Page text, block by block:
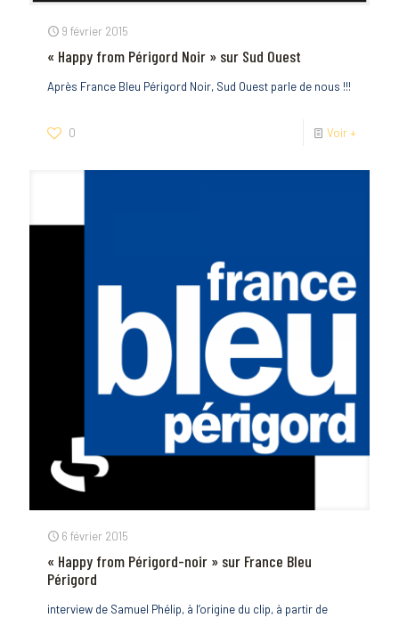
9 février 2015
« Happy from Périgord Noir » sur Sud Ouest
Après France Bleu Périgord Noir, Sud Ouest parle de nous !!!
0 Voir +
6 février 2015
« Happy from Périgord-noir » sur France Bleu
Périgord
interview de Samuel Phélip, à l’origine du clip, à partir de